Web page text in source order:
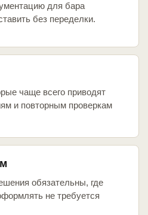
для бара
без переделки.
чаще всего приводят
и повторным проверкам
обязательны, где
не требуется